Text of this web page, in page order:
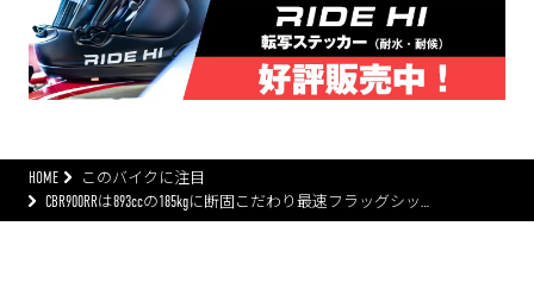
HOME
このバイクに注目
CBR900RRは893ccの185kgに断固こだわり最速フラッグシッ…